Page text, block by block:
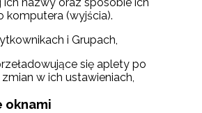
komputera (wyjścia).
i Grupach,
się aplety po
w ich ustawieniach,
oknami